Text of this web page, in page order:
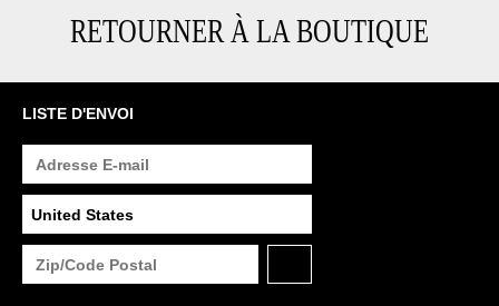
RETOURNER À LA BOUTIQUE
LISTE D'ENVOI